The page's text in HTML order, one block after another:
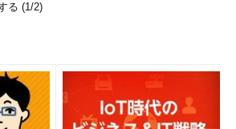
る (1/2)